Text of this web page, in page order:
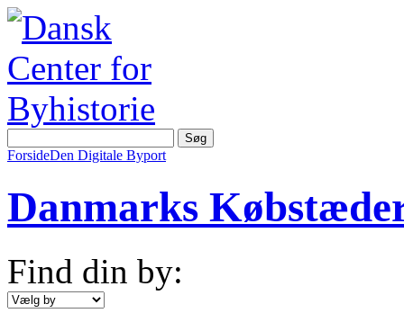
ForsideDen Digitale Byport
Danmarks
Find din by: